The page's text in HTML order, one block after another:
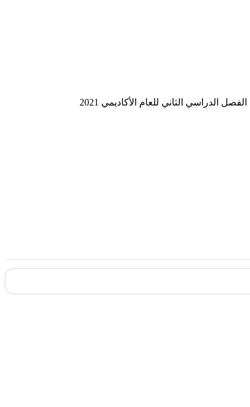
الثاني للعام الأكاديمي 2021